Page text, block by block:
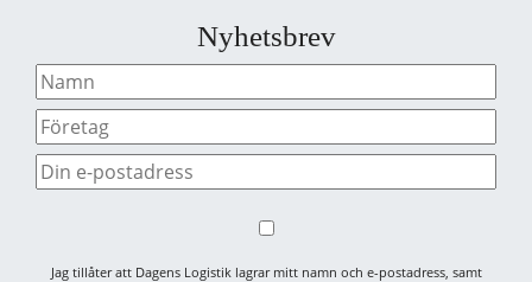
Nyhetsbrev
Jag tillåter att Dagens Logistik lagrar mitt namn och e-postadress, samt